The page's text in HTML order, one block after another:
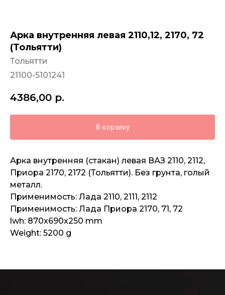
Арка внутренняя левая 2110,12, 2170, 72
(Тольятти)
Тольятти
21100-5101241
4386,00 р.
В корзину
Арка внутренняя (стакан) левая ВАЗ 2110, 2112,
Приора 2170, 2172 (Тольятти). Без грунта, голый
металл.
Применимость: Лада 2110, 2111, 2112
Применимость: Лада Приора 2170, 71, 72
lwh: 870x690x250 mm
Weight: 5200 g